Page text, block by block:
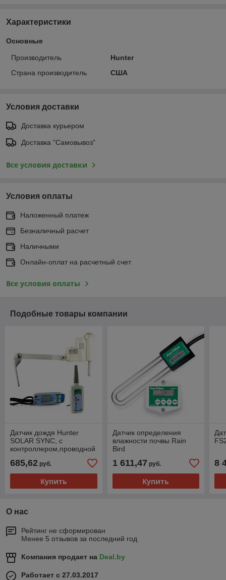
Характеристики
Основные
Производитель
Hunter
Страна производитель
США
Условия доставки
Доставка курьером
Доставка "Самовывоз"
Все условия доставки
Условия оплаты
Наложенный платеж
Безналичный расчет
Наличными
Онлайн-оплат на расчетный счет
Все условия оплаты
Подобные товары компании
Датчик дождя Hunter
SOLAR SYNC, с
контроллером,проводной
685,62 руб.
Купить
Датчик определения
влажности почвы Rain
Bird
1 611,47 руб.
Купить
8
О нас
Рейтинг не сформирован
Менее 5 отзывов за последний год
Компания продает на Deal.by
Работает с 27.03.2017